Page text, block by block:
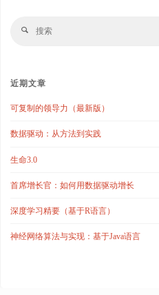
搜
近期文章
可复制的领导力（最新版）
数据驱动：从方法到实践
生命3.0
首席增长官：如何用数据驱动增长
深度学习精要（基于R语言）
神经网络算法与实现：基于Java语言